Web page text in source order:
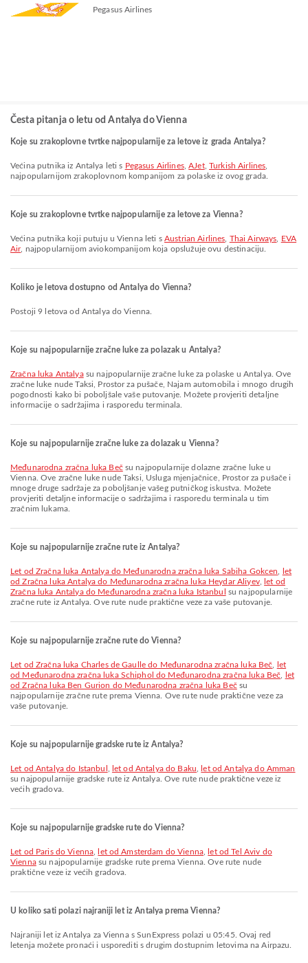
Pegasus Airlines
Česta pitanja o letu od Antalya do Vienna
Koje su zrakoplovne tvrtke najpopularnije za letove iz grada Antalya?
Većina putnika iz Antalya leti s Pegasus Airlines,AJet, Turkish Airlines
najpopularnijom zrakoplovnom kompanijom za polaske iz ovog grada.
Koje su zrakoplovne tvrtke najpopularnije za letove za Vienna?
Većina putnika koji putuju u Vienna leti sAustrian Airlines Thai Airways
EVA
Air, najpopularnijom aviokompanijom koja opslužuje ovu destinaciju.
Koliko je letova dostupno od Antalya do Vienna?
Postoji 9 letova od Antalya do Vienna.
Koje su najpopularnije zračne luke za polazak u Antalya?
Zračna luka Antalyasu najpopularnije zračne luke za polaske u Antalya. Ove
zračne luke nude Taksi, Prostor za pušače, Najam automobila i mnogo drugih
pogodnosti kako bi poboljšale vaše putovanje. Možete provjeriti detaljne
informacije o sadržajima i rasporedu terminala.
Koje su najpopularnije zračne luke za dolazak u Vienna?
Međunarodna zračna luka Bečsu najpopularnije dolazne zračne luke u
Vienna. Ove zračne luke nude Taksi, Usluga mjenjačnice, Prostor za pušače i
mnoge druge sadržaje za poboljšanje vašeg putničkog iskustva. Možete
provjeriti detaljne informacije o sadržajima i rasporedu terminala u tim
zračnim lukama.
Koje su najpopularnije zračne rute iz Antalya?
let od Zračna luka Antalya do Međunarodna zračna luka Sabiha Gokcen
let
od Zračna luka Antalya do Međunarodna zračna luka Heydar Aliyev,
let od
Zračna luka Antalya do Međunarodna zračna luka Istanbul
su najpopularnije
zračne rute iz Antalya. Ove rute nude praktične veze za vaše putovanje.
Koje su najpopularnije zračne rute do Vienna?
let od Zračna luka Charles de Gaulle do Međunarodna zračna luka Beč
let
od Međunarodna zračna luka Schiphol do Međunarodna zračna luka Beč
let
od Zračna luka Ben Gurion do Međunarodna zračna luka Bečsu
najpopularnije zračne rute prema Vienna. Ove rute nude praktične veze za
vaše putovanje.
Koje su najpopularnije gradske rute iz Antalya?
let od Antalya do Istanbul let od Antalya do Baku
let od Antalya do Amman
su najpopularnije gradske rute iz Antalya. Ove rute nude praktične veze iz
većih gradova.
Koje su najpopularnije gradske rute do Vienna?
let od Paris do Vienna let od Amsterdam do Vienna
let od Tel Aviv do
Viennasu najpopularnije gradske rute prema Vienna. Ove rute nude
praktične veze iz većih gradova.
U koliko sati polazi najraniji let iz Antalya prema Vienna?
Najraniji let iz Antalya za Vienna s SunExpress polazi u 05:45. Ovaj red
letenja možete pronaći i usporediti s drugim dostupnim letovima na Airpazu.